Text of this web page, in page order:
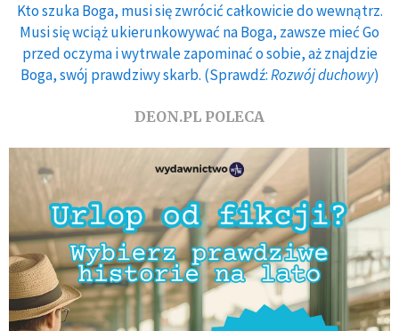
Kto szuka Boga, musi się zwrócić całkowicie do wewnątrz.
Musi się wciąż ukierunkowywać na Boga, zawsze mieć Go
przed oczyma i wytrwale zapominać o sobie, aż znajdzie
Boga, swój prawdziwy skarb. (Sprawdź:Rozwój duchowy)
DEON.PL POLECA